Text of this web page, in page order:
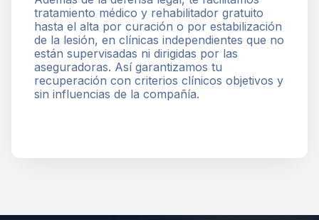
tratamiento médico y rehabilitador gratuito
hasta el alta por curación o por estabilización
de la lesión, en clínicas independientes que no
están supervisadas ni dirigidas por las
aseguradoras. Así garantizamos tu
recuperación con criterios clínicos objetivos y
sin influencias de la compañía.